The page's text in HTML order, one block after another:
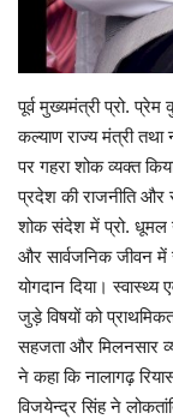
पूर्व मुख्यमंत्री प्रो.
कल्याण राज्य मंत्री
पर गहरा शोक व्यक्त
प्रदेश की राजनीति और
शोक संदेश में प्रो. धूमल
और सार्वजनिक जीवन में
योगदान दिया।
जुड़े विषयों को
सहजता और मिलनसार
ने कहा कि नालागढ़
विजयेन्द्र सिंह ने